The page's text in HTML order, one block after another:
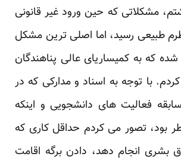
مشکلاتی که حین ورود غیر قانونی
طبیعی رسید، اما اصلی ترین مشکل
شده که به کمیساریای عالی پناهندگان
با توجه به اسناد و مدارکی که در
فعالیت های دانشجویی و اینکه
بود، تصور می کردم حداقل کاری که
بشری انجام دهد، دادن برگه اقامت